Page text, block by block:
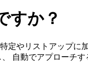
すか？
定やリストアップ
自動でアプローチす